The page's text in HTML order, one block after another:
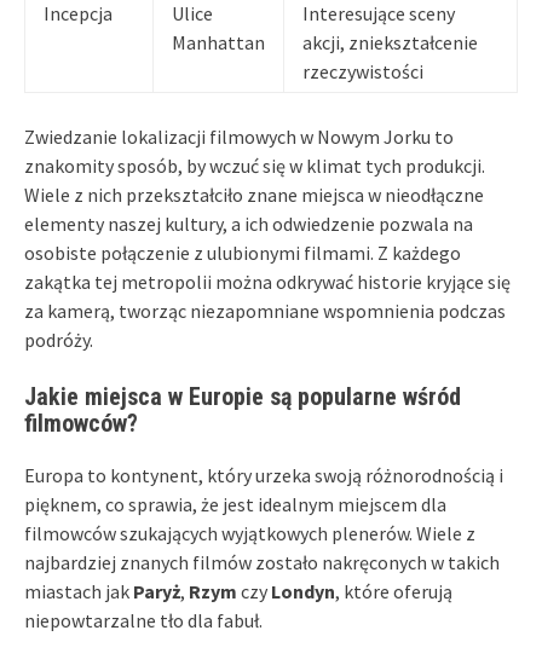
Incepcja
Ulice
Manhattan
Interesujące sceny
akcji, zniekształcenie
rzeczywistości
Zwiedzanie lokalizacji filmowych w Nowym Jorku to
znakomity sposób, by wczuć się w klimat tych produkcji.
Wiele z nich przekształciło znane miejsca w nieodłączne
elementy naszej kultury, a ich odwiedzenie pozwala na
osobiste połączenie z ulubionymi filmami. Z każdego
zakątka tej metropolii można odkrywać historie kryjące się
za kamerą, tworząc niezapomniane wspomnienia podczas
podróży.
Jakie miejsca w Europie są popularne wśród
filmowców?
Europa to kontynent, który urzeka swoją różnorodnością i
pięknem, co sprawia, że jest idealnym miejscem dla
filmowców szukających wyjątkowych plenerów. Wiele z
najbardziej znanych filmów zostało nakręconych w takich
miastach jak Paryż, Rzym czy Londyn, które oferują
niepowtarzalne tło dla fabuł.